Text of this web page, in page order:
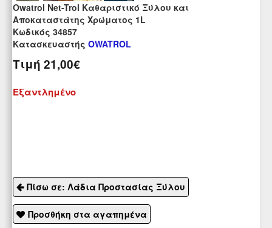
Owatrol Net-Trol Καθαριστικό Ξύλου και
Αποκαταστάτης Χρώματος 1L
Kωδικός 34857
Κατασκευαστής OWATROL
Τιμή 21,00€
Εξαντλημένο
Πίσω σε: Λάδια Προστασίας Ξύλου
Προσθήκη στα αγαπημένα